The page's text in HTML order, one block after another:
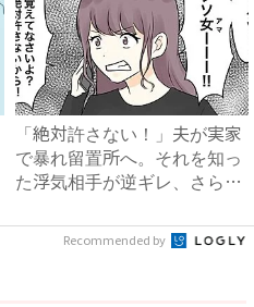
「絶対許さない！」夫が実家
で暴れ留置所へ。それを知っ
た浮気相手が逆ギレ、さらに
Recommended by